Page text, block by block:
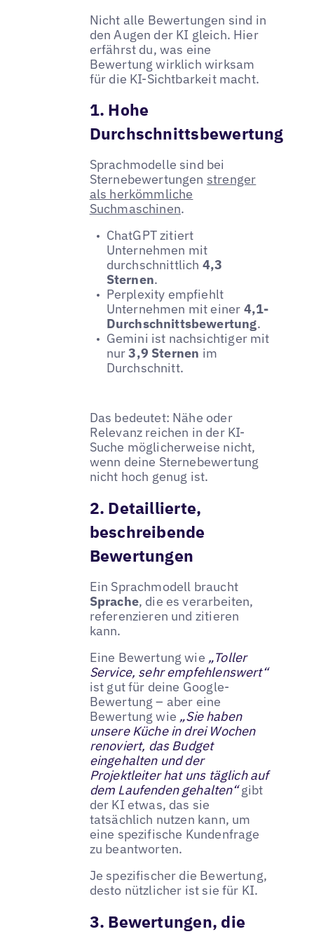
Nicht alle Bewertungen sind in
den Augen der KI gleich. Hier
erfährst du, was eine
Bewertung wirklich wirksam
für die KI-Sichtbarkeit macht.
1. Hohe
Durchschnittsbewertung
Sprachmodelle sind bei
Sternebewertungen strenger
als herkömmliche
Suchmaschinen.
ChatGPT zitiert
Unternehmen mit
durchschnittlich 4,3
Sternen.
Perplexity empfiehlt
Unternehmen mit einer 4,1-
Durchschnittsbewertung.
Gemini ist nachsichtiger mit
nur3,9 Sternen im
Durchschnitt.
Das bedeutet: Nähe oder
Relevanz reichen in der KI-
Suche möglicherweise nicht,
wenn deine Sternebewertung
nicht hoch genug ist.
2. Detaillierte,
beschreibende
Bewertungen
Ein Sprachmodell braucht
Sprache, die es verarbeiten,
referenzieren und zitieren
kann.
Eine Bewertung wie „Toller
Service, sehr empfehlenswert“
ist gut für deine Google-
Bewertung – aber eine
Bewertung wie „Sie haben
unsere Küche in drei Wochen
renoviert, das Budget
eingehalten und der
Projektleiter hat uns täglich auf
dem Laufenden gehalten“gibt
der KI etwas, das sie
tatsächlich nutzen kann, um
eine spezifische Kundenfrage
zu beantworten.
Je spezifischer die Bewertung,
desto nützlicher ist sie für KI.
3. Bewertungen, die